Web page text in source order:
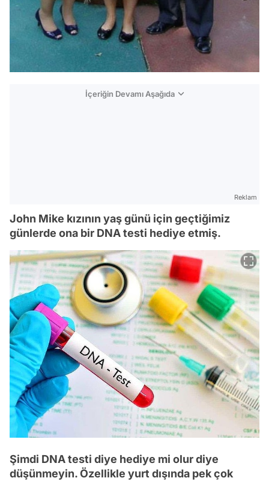
İçeriğin Devamı Aşağıda
Reklam
John Mike kızının yaş günü için geçtiğimiz
günlerde ona bir DNA testi hediye etmiş.
Şimdi DNA testi diye hediye mi olur diye
düşünmeyin. Özellikle yurt dışında pek çok